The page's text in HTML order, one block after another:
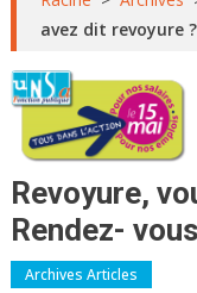
avez dit revoyure
Revoyure,
Rendez-
Archives Articles